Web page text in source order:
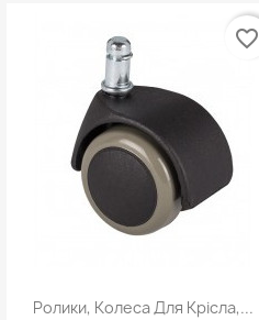
Швидкий перегляд
Ролики, Колеса Для Крісла,...
favorite_border